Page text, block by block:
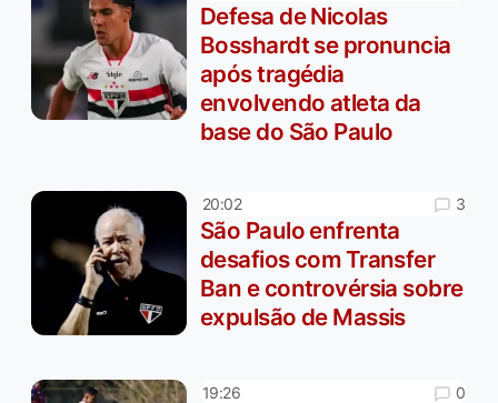
Defesa de Nicolas
Bosshardt se pronuncia
após tragédia
envolvendo atleta da
base do São Paulo
20:02 3
São Paulo enfrenta
desafios com Transfer
Ban e controvérsia sobre
expulsão de Massis
19:26 0